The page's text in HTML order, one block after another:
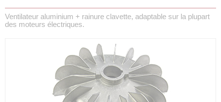
Ventilateur aluminium + rainure clavette, adaptable sur la plupart
des moteurs électriques.